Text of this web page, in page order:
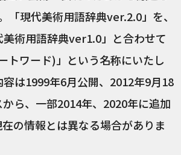
「現代美術用語辞典ver.2.0」を、
美術用語辞典ver1.0」と合わせて
トワード)」という名称にいたし
容は1999年6月公開、2012年9月18
ら、一部2014年、2020年に追加
の情報とは異なる場合がありま